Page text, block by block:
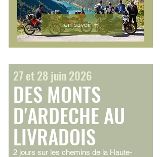
en savoir +
27 et 28 juin 2026
DES MONTS
D'ARDECHE AU
LIVRADOIS
2 jours sur les chemins de la Haute-